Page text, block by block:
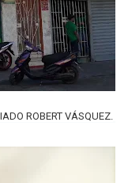
ROBERT VÁSQUEZ.